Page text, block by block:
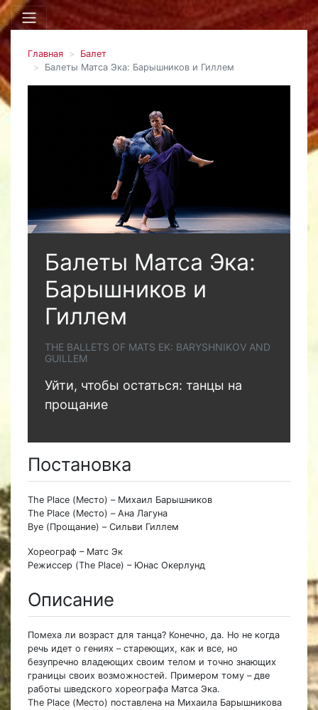
Главная
Балет
Балеты Матса Эка: Барышников и Гиллем
Балеты Матса Эка:
Барышников и
Гиллем
THE BALLETS OF MATS EK: BARYSHNIKOV AND
GUILLEM
Уйти, чтобы остаться: танцы на
прощание
Постановка
The Place (Место) – Михаил Барышников
The Place (Место) – Ана Лагуна
Bye (Прощание) – Сильви Гиллем
Хореограф – Матс Эк
Режиссер (The Place) – Юнас Окерлунд
Описание
Помеха ли возраст для танца? Конечно, да. Но не когда
речь идет о гениях – стареющих, как и все, но
безупречно владеющих своим телом и точно знающих
границы своих возможностей. Примером тому – две
работы шведского хореографа Матса Эка.
The Place (Место) поставлена на Михаила Барышникова